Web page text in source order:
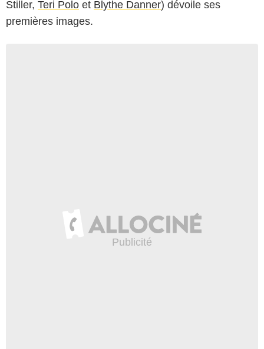
Stiller, Teri Polo et Blythe Danner) dévoile ses
premières images.